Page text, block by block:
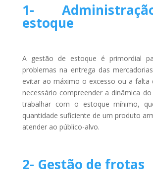
1-
estoque
A gestão de estoque é primordial
problemas na entrega das
evitar ao máximo o excesso ou a falta
necessário compreender a dinâmica
trabalhar com o estoque mínimo,
quantidade suficiente de um produto
atender ao público-alvo.
2- Gestão de frotas